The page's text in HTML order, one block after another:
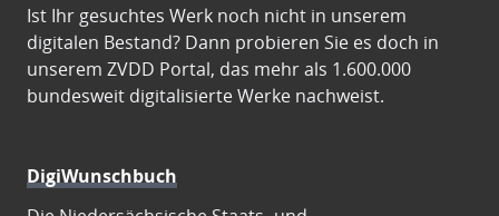
Ist Ihr gesuchtes Werk noch nicht in unserem
digitalen Bestand? Dann probieren Sie es doch in
unserem ZVDD Portal, das mehr als 1.600.000
bundesweit digitalisierte Werke nachweist.
DigiWunschbuch